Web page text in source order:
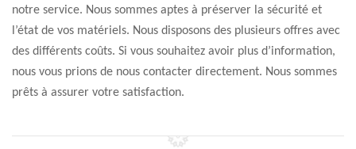
notre service. Nous sommes aptes à préserver la sécurité et
l’état de vos matériels. Nous disposons des plusieurs offres avec
des différents coûts. Si vous souhaitez avoir plus d’information,
nous vous prions de nous contacter directement. Nous sommes
prêts à assurer votre satisfaction.